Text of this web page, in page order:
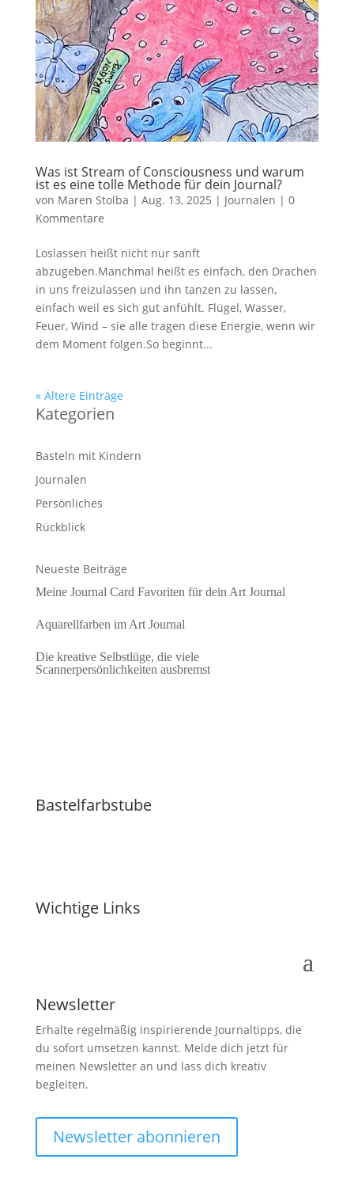
Was ist Stream of Consciousness und warum
ist es eine tolle Methode für dein Journal?
von Maren Stolba | Aug. 13, 2025 | Journalen | 0
Kommentare
Loslassen heißt nicht nur sanft
abzugeben.Manchmal heißt es einfach, den Drachen
in uns freizulassen und ihn tanzen zu lassen,
einfach weil es sich gut anfühlt. Flügel, Wasser,
Feuer, Wind – sie alle tragen diese Energie, wenn wir
dem Moment folgen.So beginnt...
« Ältere Einträge
Kategorien
Basteln mit Kindern
Journalen
Persönliches
Rückblick
Neueste Beiträge
Meine Journal Card Favoriten für dein Art Journal
Aquarellfarben im Art Journal
Die kreative Selbstlüge, die viele
Scannerpersönlichkeiten ausbremst
Bastelfarbstube
Wichtige Links
Newsletter
Erhalte regelmäßig inspirierende Journaltipps, die
du sofort umsetzen kannst. Melde dich jetzt für
meinen Newsletter an und lass dich kreativ
begleiten.
Newsletter abonnieren